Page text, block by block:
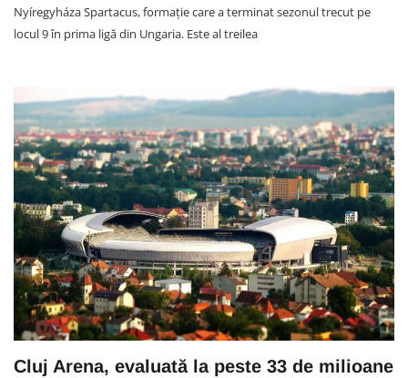
Nyíregyháza Spartacus, formație care a terminat sezonul trecut pe
locul 9 în prima ligă din Ungaria. Este al treilea
Cluj Arena, evaluată la peste 33 de milioane